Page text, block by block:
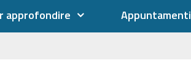
approfondire Appuntamenti